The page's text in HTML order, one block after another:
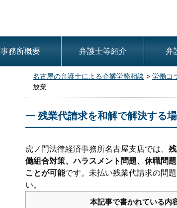
事務所概要 弁護士等紹介 弁
名古屋の弁護士による企業労務相談 > 労働コ
放棄
残業代請求を和解で解決する
虎ノ門法律経済事務所名古屋支店では、
働組合対策、ハラスメント問題、休職問
ことが可能です。未払い残業代請求の問
い。
本記事で書かれている内